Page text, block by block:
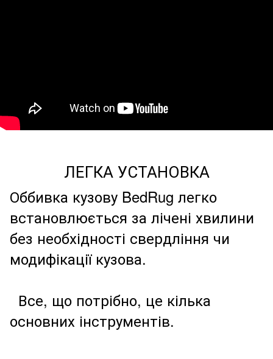
ЛЕГКА УСТАНОВКА
Оббивка кузову BedRug легко
встановлюється за лічені хвилини
без необхідності свердління чи
модифікації кузова.
Все, що потрібно, це кілька
основних інструментів.